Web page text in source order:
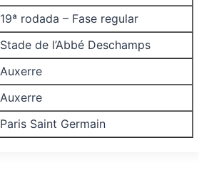
19ª rodada – Fase regular
Stade de l’Abbé Deschamps
Auxerre
Auxerre
Paris Saint Germain